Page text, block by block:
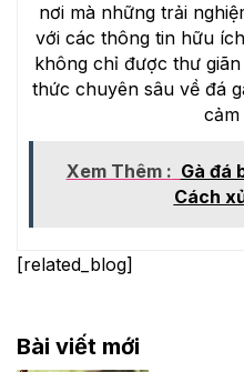
nơi mà những trải
với các thông tin hữu
không chỉ được thư
thức chuyên sâu về đá
cảm
Xem Thêm : Gà đá
Cách
[related_blog]
Bài viết mới